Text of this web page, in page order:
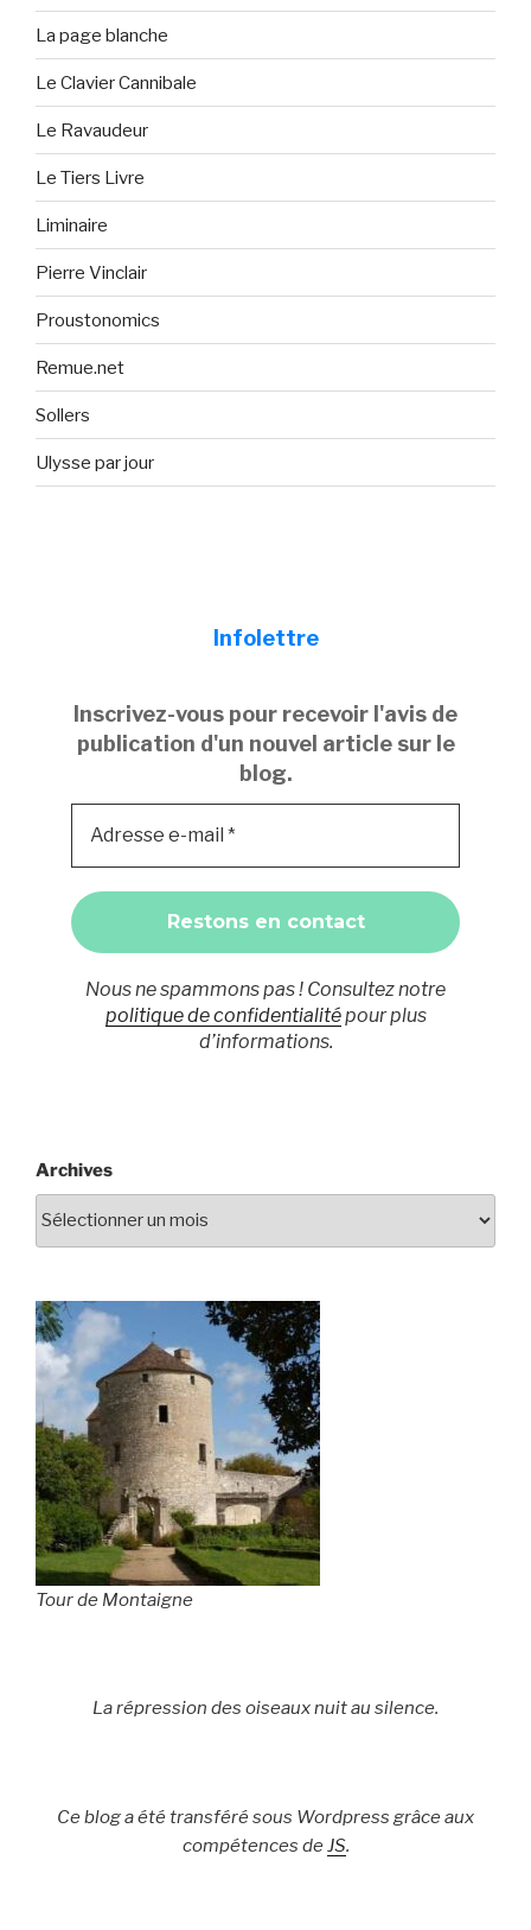
La page blanche
Le Clavier Cannibale
Le Ravaudeur
Le Tiers Livre
Liminaire
Pierre Vinclair
Proustonomics
Remue.net
Sollers
Ulysse par jour
Infolettre
Inscrivez-vous pour recevoir l'avis de
publication d'un nouvel article sur le
blog.
Nous ne spammons pas ! Consultez notre
politique de confidentialitépour plus
d’informations.
Archives
Tour de Montaigne
La répression des oiseaux nuit au silence.
Ce blog a été transféré sous Wordpress grâce aux
compétences de JS.